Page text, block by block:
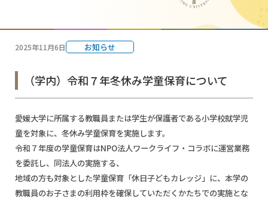
2025年11月6日 お知らせ
（学内）令和７年冬休み学童保育について
愛媛大学に所属する教職員または学生が保護者である小学校就学児
童を対象に、冬休み学童保育を実施します。
令和７年度の学童保育はNPO法人ワークライフ・コラボに運営業務
を委託し、同法人の実施する、
地域の方も対象とした学童保育「休日子どもカレッジ」に、本学の
教職員のお子さまの利用枠を確保していただくかたちでの実施とな